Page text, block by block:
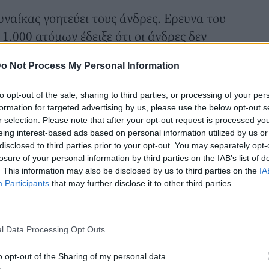
Not Process My Personal Information
opt-out of the sale, sharing to third parties, or processing of your
for targeted advertising by us, please use the below opt-out
selection. Please note that after your opt-out request is processed
interest-based ads based on personal information utilized by us
to third parties prior to your opt-out. You may separately
of your personal information by third parties on the IAB’s list of
This information may also be disclosed by us to third parties on the
Participants that may further disclose it to other third parties.
Data Processing Opt Outs
opt-out of the Sharing of my personal data.
γοητεύει τους άνδρες. Ερευνα του
ατόμων έδειξε ότι οι άνδρες δεν
Ερευνητές έδειξαν σε άνδρες
ζήτησαν να τις βαθμολογήσουν με
τους φαίνονταν. Οι άνδρες έδωσαν
που ήταν χαμογελαστές, ενώ
έκφραση.. ξινίλας. Η έρευνα έδειξε
στις γυναίκες. Γοητεύονται
και την αρρενωπότητα.
στον πρώην σου:
και γυναίκες έχουν την τάση να
χαρακτηριστικά με προηγούμενο